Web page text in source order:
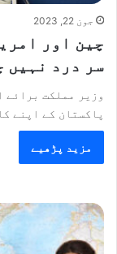
جون 22, 2023
چین اور
سر درد نہیں
وزیر مملکت برائے
پاکستان کے اپنے
مزید پڑھیے